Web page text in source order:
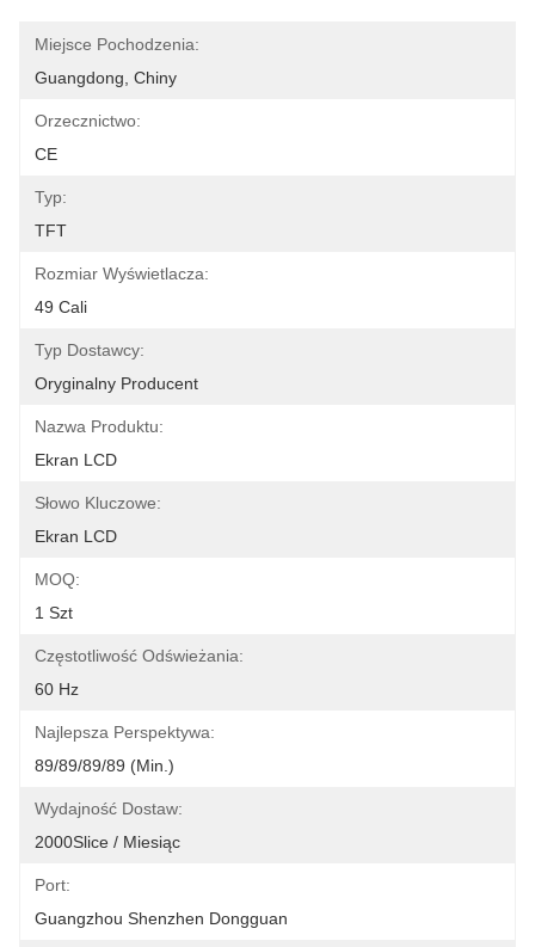
Miejsce Pochodzenia:
Guangdong, Chiny
Orzecznictwo:
CE
Typ:
TFT
Rozmiar Wyświetlacza:
49 Cali
Typ Dostawcy:
Oryginalny Producent
Nazwa Produktu:
Ekran LCD
Słowo Kluczowe:
Ekran LCD
MOQ:
1 Szt
Częstotliwość Odświeżania:
60 Hz
Najlepsza Perspektywa:
89/89/89/89 (min.)
Wydajność Dostaw:
2000Slice / Miesiąc
Port:
Guangzhou Shenzhen Dongguan